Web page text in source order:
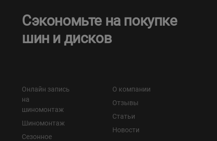
Сэкономьте на покупке
шин и дисков
Онлайн запись
на
шиномонтаж
Шиномонтаж
Сезонное
О компании
Отзывы
Статьи
Новости